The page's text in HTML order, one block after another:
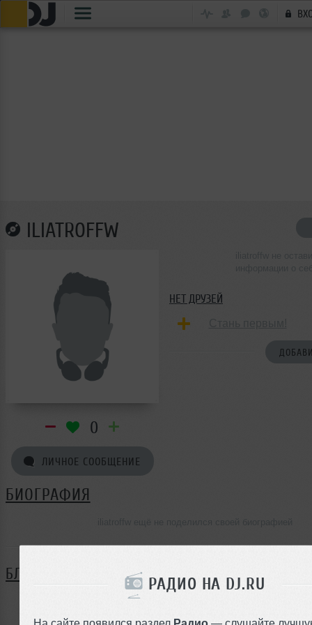
РАДИО НА DJ.RU
На сайте появился раздел Радио — слушайте
ILIATROFFW
0
ЛИЧНОЕ СООБЩЕНИЕ
НЕТ ДРУЗЕЙ
БИОГРАФИЯ
БЛОГ